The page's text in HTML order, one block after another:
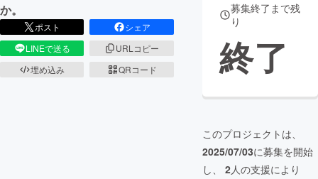
か。
ポスト
シェア
LINEで送る
URLコピー
埋め込み
QRコード
募集終了まで残
り
終了
このプロジェクトは、
2025/07/03に募集を開始
し、 2人の支援により